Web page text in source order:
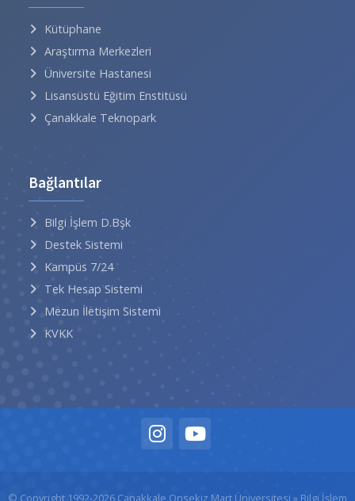
Kütüphane
Araştırma Merkezleri
Üniversite Hastanesi
Lisansüstü Eğitim Enstitüsü
Çanakkale Teknopark
Bağlantılar
Bilgi İşlem D.Bşk
Destek Sistemi
Kampüs 7/24
Tek Hesap Sistemi
Mezun İletişim Sistemi
KVKK
© Copyright 1992-2026 Çanakkale Onsekiz Mart Üniversitesi » Bilgi İşlem